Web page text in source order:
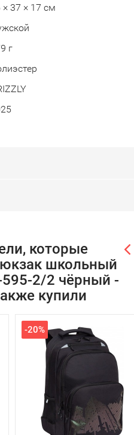
× 37 × 17 см
г
которые
школьный
595-2/2 чёрный -
купили
-20%